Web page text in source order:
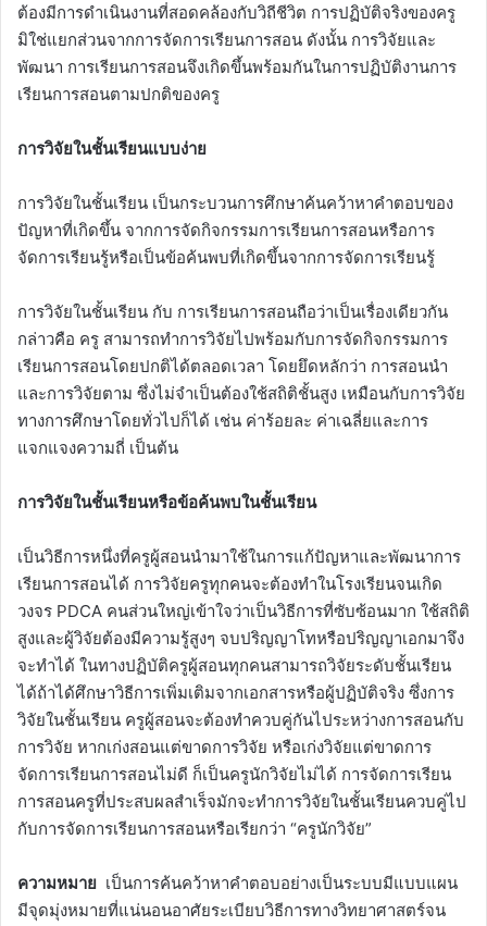
ต้องมีการดำเนินงานที่สอดคล้องกับวิถีชีวิต การปฏิบัติจริงของครู
มิใช่แยกส่วนจากการจัดการเรียนการสอน ดังนั้น การวิจัยและ
พัฒนา การเรียนการสอนจึงเกิดขึ้นพร้อมกันในการปฏิบัติงานการ
เรียนการสอนตามปกติของครู
การวิจัยในชั้นเรียนแบบง่าย
การวิจัยในชั้นเรียน เป็นกระบวนการศึกษาค้นคว้าหาคำตอบของ
ปัญหาที่เกิดขึ้น จากการจัดกิจกรรมการเรียนการสอนหรือการ
จัดการเรียนรู้หรือเป็นข้อค้นพบที่เกิดขึ้นจากการจัดการเรียนรู้
การวิจัยในชั้นเรียน กับ การเรียนการสอนถือว่าเป็นเรื่องเดียวกัน
กล่าวคือ ครู สามารถทำการวิจัยไปพร้อมกับการจัดกิจกรรมการ
เรียนการสอนโดยปกติได้ตลอดเวลา โดยยึดหลักว่า การสอนนำ
และการวิจัยตาม ซึ่งไม่จำเป็นต้องใช้สถิติชั้นสูง เหมือนกับการวิจัย
ทางการศึกษาโดยทั่วไปก็ได้ เช่น ค่าร้อยละ ค่าเฉลี่ยและการ
แจกแจงความถี่ เป็นต้น
การวิจัยในชั้นเรียนหรือข้อค้นพบในชั้นเรียน
เป็นวิธีการหนึ่งที่ครูผู้สอนนำมาใช้ในการแก้ปัญหาและพัฒนาการ
เรียนการสอนได้ การวิจัยครูทุกคนจะต้องทำในโรงเรียนจนเกิด
วงจร PDCA คนส่วนใหญ่เข้าใจว่าเป็นวิธีการที่ซับซ้อนมาก ใช้สถิติ
สูงและผู้วิจัยต้องมีความรู้สูงๆ จบปริญญาโทหรือปริญญาเอกมาจึง
จะทำได้ ในทางปฏิบัติครูผู้สอนทุกคนสามารถวิจัยระดับชั้นเรียน
ได้ถ้าได้ศึกษาวิธีการเพิ่มเติมจากเอกสารหรือผู้ปฏิบัติจริง ซึ่งการ
วิจัยในชั้นเรียน ครูผู้สอนจะต้องทำควบคู่กันไประหว่างการสอนกับ
การวิจัย หากเก่งสอนแต่ขาดการวิจัย หรือเก่งวิจัยแต่ขาดการ
จัดการเรียนการสอนไม่ดี ก็เป็นครูนักวิจัยไม่ได้ การจัดการเรียน
การสอนครูที่ประสบผลสำเร็จมักจะทำการวิจัยในชั้นเรียนควบคู่ไป
กับการจัดการเรียนการสอนหรือเรียกว่า “ครูนักวิจัย”
ความหมาย เป็นการค้นคว้าหาคำตอบอย่างเป็นระบบมีแบบแผน
มีจุดมุ่งหมายที่แน่นอนอาศัยระเบียบวิธีการทางวิทยาศาสตร์จน